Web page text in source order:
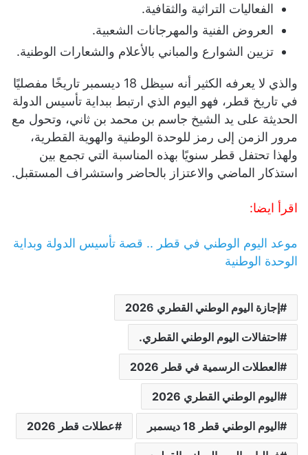
الفعاليات التراثية والثقافية.
العروض الفنية والمهرجانات الشعبية.
تزيين الشوارع والمباني بالأعلام والشعارات الوطنية.
والذي لا يعرفه الكثير أنه سيظل 18 ديسمبر تاريخًا مفصليًا
في تاريخ قطر، فهو اليوم الذي ارتبط ببداية تأسيس الدولة
الحديثة على يد الشيخ جاسم بن محمد بن ثاني، وتحول مع
مرور الزمن إلى رمز للوحدة الوطنية والهوية القطرية،
ولهذا تحتفل قطر سنويًا بهذه المناسبة التي تجمع بين
استذكار الماضي والاعتزاز بالحاضر واستشراف المستقبل.
اقرأ ايضا:
موعد اليوم الوطني في قطر .. قصة تأسيس الدولة وبداية
الوحدة الوطنية
إجازة اليوم الوطني القطري 2026
احتفالات اليوم الوطني القطري.
العطلات الرسمية في قطر 2026
اليوم الوطني القطري 2026
اليوم الوطني قطر 18 ديسمبر عطلات قطر 2026